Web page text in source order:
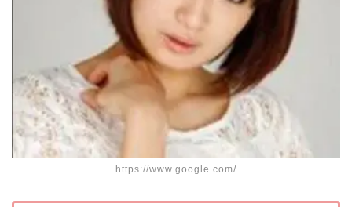
https://www.google.com/